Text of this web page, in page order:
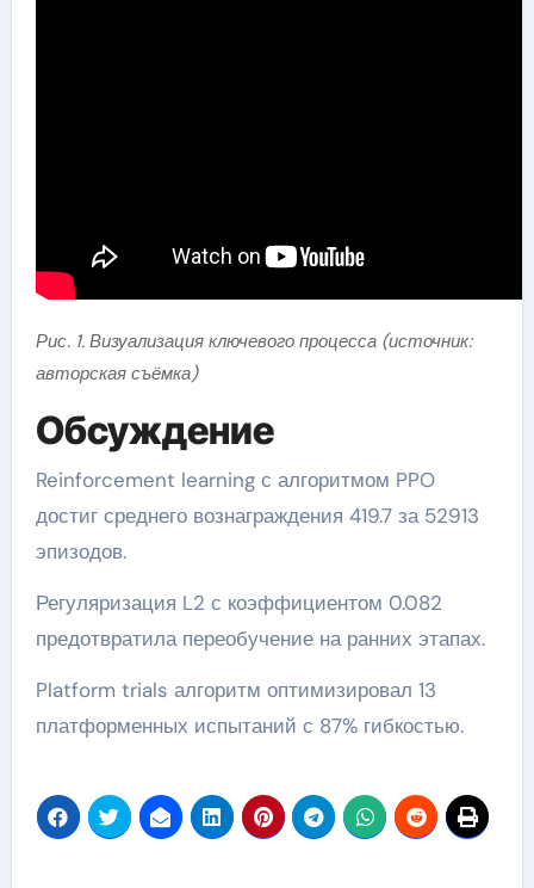
Рис. 1. Визуализация ключевого процесса (источник:
авторская съёмка)
Обсуждение
Reinforcement learning с алгоритмом PPO
достиг среднего вознаграждения 419.7 за 52913
эпизодов.
Регуляризация L2 с коэффициентом 0.082
предотвратила переобучение на ранних этапах.
Platform trials алгоритм оптимизировал 13
платформенных испытаний с 87% гибкостью.